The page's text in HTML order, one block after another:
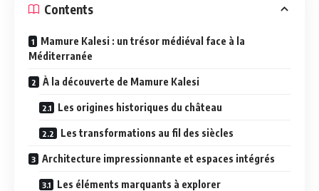
Contents
Mamure Kalesi : un trésor médiéval face à la
Méditerranée
À la découverte de Mamure Kalesi
Les origines historiques du château
Les transformations au fil des siècles
Architecture impressionnante et espaces intégrés
Les éléments marquants à explorer